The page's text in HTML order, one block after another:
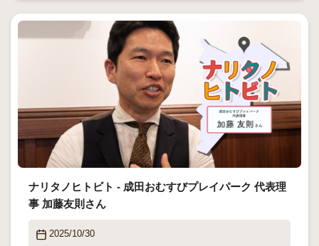
ナリタノヒトビト - 成田おむすびプレイパーク 代表理
事 加藤友則さん
2025/10/30